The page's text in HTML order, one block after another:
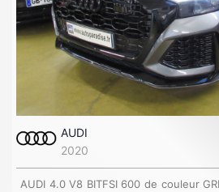
AUDI
2020
AUDI 4.0 V8 BITFSI 600 de couleur